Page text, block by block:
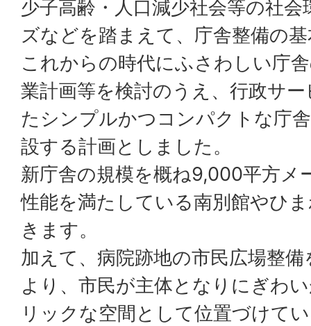
少子高齢・人口減少社会等の社
ズなどを踏まえて、庁舎整備の
これからの時代にふさわしい庁
業計画等を検討のうえ、行政サ
たシンプルかつコンパクトな庁
設する計画としました。
新庁舎の規模を概ね9,000平方メ
性能を満たしている南別館やひ
きます。
加えて、病院跡地の市民広場整
より、市民が主体となりにぎわ
リックな空間として位置づけて